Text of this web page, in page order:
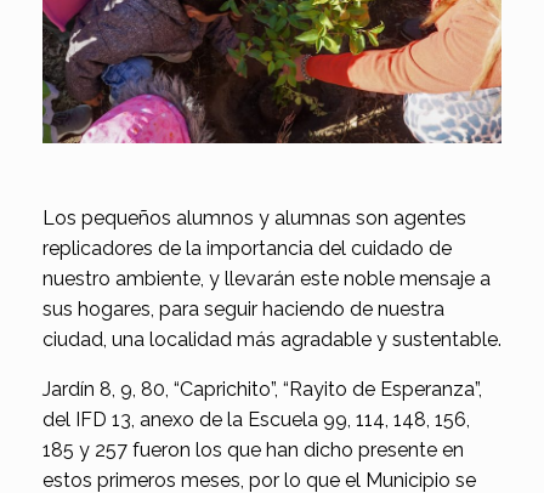
Los pequeños alumnos y alumnas son agentes
replicadores de la importancia del cuidado de
nuestro ambiente, y llevarán este noble mensaje a
sus hogares, para seguir haciendo de nuestra
ciudad, una localidad más agradable y sustentable.
Jardín 8, 9, 80, “Caprichito”, “Rayito de Esperanza”,
del IFD 13, anexo de la Escuela 99, 114, 148, 156,
185 y 257 fueron los que han dicho presente en
estos primeros meses, por lo que el Municipio se